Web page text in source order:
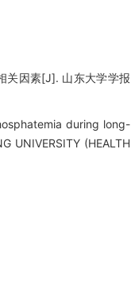
关因素[J]. 山东大学学报
during long-
UNIVERSITY (HEALTH